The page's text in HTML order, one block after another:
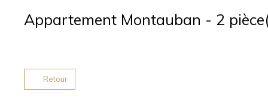
Appartement Montauban - 2
Retour